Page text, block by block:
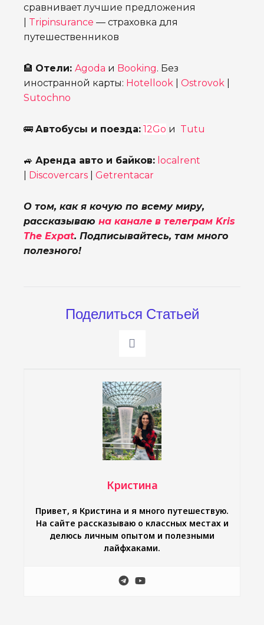
сравнивает лучшие предложения
Tripinsurance — страховка для
путешественников
🏨 Отели: Agoda и Booking. Без
иностранной карты: Hotellook Ostrovok
Sutochno
🚌 Автобусы и поезда: 12Go и Tutu
🚙 Аренда авто и байков: localrent
Discovercars Getrentacar
О том, как я кочую по всему миру,
рассказываю на канале в телеграм Kris
The Expat. Подписывайтесь, там много
полезного!
Поделиться Статьей
Кристина
Привет, я Кристина и я много путешествую.
На сайте рассказываю о классных местах и
делюсь личным опытом и полезными
лайфхаками.